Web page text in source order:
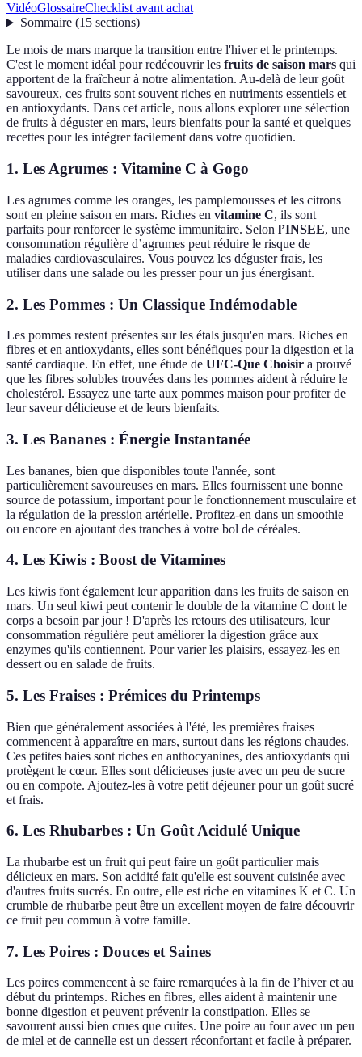
VidéoGlossaireChecklist avant achat
Sommaire(15 sections)
Le mois de mars marque la transition entre l'hiver et le printemps.
C'est le moment idéal pour redécouvrir les fruits de saison mars qui
apportent de la fraîcheur à notre alimentation. Au-delà de leur goût
savoureux, ces fruits sont souvent riches en nutriments essentiels et
en antioxydants. Dans cet article, nous allons explorer une sélection
de fruits à déguster en mars, leurs bienfaits pour la santé et quelques
recettes pour les intégrer facilement dans votre quotidien.
1. Les Agrumes : Vitamine C à Gogo
Les agrumes comme les oranges, les pamplemousses et les citrons
sont en pleine saison en mars. Riches en vitamine C, ils sont
parfaits pour renforcer le système immunitaire. Selon l’INSEE, une
consommation régulière d’agrumes peut réduire le risque de
maladies cardiovasculaires. Vous pouvez les déguster frais, les
utiliser dans une salade ou les presser pour un jus énergisant.
2. Les Pommes : Un Classique Indémodable
Les pommes restent présentes sur les étals jusqu'en mars. Riches en
fibres et en antioxydants, elles sont bénéfiques pour la digestion et la
santé cardiaque. En effet, une étude de UFC-Que Choisir a prouvé
que les fibres solubles trouvées dans les pommes aident à réduire le
cholestérol. Essayez une tarte aux pommes maison pour profiter de
leur saveur délicieuse et de leurs bienfaits.
3. Les Bananes : Énergie Instantanée
Les bananes, bien que disponibles toute l'année, sont
particulièrement savoureuses en mars. Elles fournissent une bonne
source de potassium, important pour le fonctionnement musculaire et
la régulation de la pression artérielle. Profitez-en dans un smoothie
ou encore en ajoutant des tranches à votre bol de céréales.
4. Les Kiwis : Boost de Vitamines
Les kiwis font également leur apparition dans les fruits de saison en
mars. Un seul kiwi peut contenir le double de la vitamine C dont le
corps a besoin par jour ! D'après les retours des utilisateurs, leur
consommation régulière peut améliorer la digestion grâce aux
enzymes qu'ils contiennent. Pour varier les plaisirs, essayez-les en
dessert ou en salade de fruits.
5. Les Fraises : Prémices du Printemps
Bien que généralement associées à l'été, les premières fraises
commencent à apparaître en mars, surtout dans les régions chaudes.
Ces petites baies sont riches en anthocyanines, des antioxydants qui
protègent le cœur. Elles sont délicieuses juste avec un peu de sucre
ou en compote. Ajoutez-les à votre petit déjeuner pour un goût sucré
et frais.
6. Les Rhubarbes : Un Goût Acidulé Unique
La rhubarbe est un fruit qui peut faire un goût particulier mais
délicieux en mars. Son acidité fait qu'elle est souvent cuisinée avec
d'autres fruits sucrés. En outre, elle est riche en vitamines K et C. Un
crumble de rhubarbe peut être un excellent moyen de faire découvrir
ce fruit peu commun à votre famille.
7. Les Poires : Douces et Saines
Les poires commencent à se faire remarquées à la fin de l’hiver et au
début du printemps. Riches en fibres, elles aident à maintenir une
bonne digestion et peuvent prévenir la constipation. Elles se
savourent aussi bien crues que cuites. Une poire au four avec un peu
de miel et de cannelle est un dessert réconfortant et facile à préparer.